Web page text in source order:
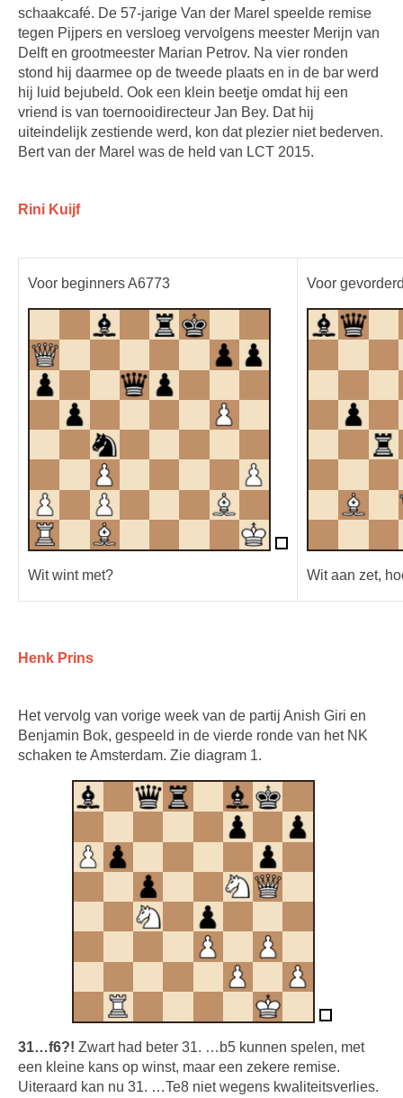
schaakcafé. De 57-jarige Van der Marel speelde remise
tegen Pijpers en versloeg vervolgens meester Merijn van
Delft en grootmeester Marian Petrov. Na vier ronden
stond hij daarmee op de tweede plaats en in de bar werd
hij luid bejubeld. Ook een klein beetje omdat hij een
vriend is van toernooidirecteur Jan Bey. Dat hij
uiteindelijk zestiende werd, kon dat plezier niet bederven.
Bert van der Marel was de held van LCT 2015.
Rini Kuijf
Voor beginners A6773
Wit wint met?
Voor
Wit aan zet,
Henk Prins
Het vervolg van vorige week van de partij Anish Giri en
Benjamin Bok, gespeeld in de vierde ronde van het NK
schaken te Amsterdam. Zie diagram 1.
31…f6?! Zwart had beter 31. …b5 kunnen spelen, met
een kleine kans op winst, maar een zekere remise.
Uiteraard kan nu 31. …Te8 niet wegens kwaliteitsverlies.